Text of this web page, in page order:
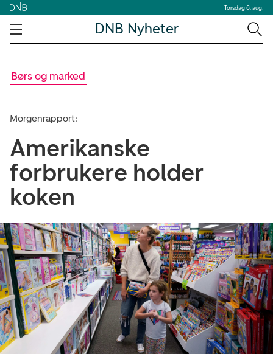
Torsdag 6. aug.
DNB Nyheter
Børs og marked
Morgenrapport:
Amerikanske
forbrukere holder
koken